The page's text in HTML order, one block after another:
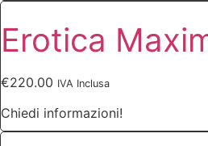
Erotica
€220.00 IVA Inclusa
Chiedi informazioni!